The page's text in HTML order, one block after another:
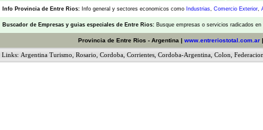
Info Provincia de Entre Rios: Info general y sectores economicos como Industrias, Comercio Exterior,
Buscador de Empresas y guias especiales de Entre Rios: Busque empresas o servicios radicados
Provincia de Entre Rios - Argentina | www.entreriostotal.com.ar
Links: Argentina Turismo Rosario Cordoba Corrientes Cordoba-Argentina Colon